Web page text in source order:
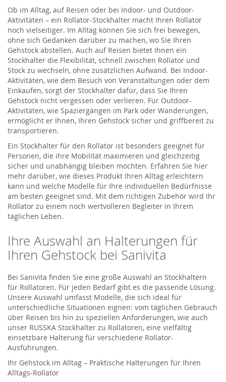
Ob im Alltag, auf Reisen oder bei Indoor- und Outdoor-
Aktivitäten – ein Rollator-Stockhalter macht Ihren Rollator
noch vielseitiger. Im Alltag können Sie sich frei bewegen,
ohne sich Gedanken darüber zu machen, wo Sie Ihren
Gehstock abstellen. Auch auf Reisen bietet Ihnen ein
Stockhalter die Flexibilität, schnell zwischen Rollator und
Stock zu wechseln, ohne zusätzlichen Aufwand. Bei Indoor-
Aktivitäten, wie dem Besuch von Veranstaltungen oder dem
Einkaufen, sorgt der Stockhalter dafür, dass Sie Ihren
Gehstock nicht vergessen oder verlieren. Für Outdoor-
Aktivitäten, wie Spaziergängen im Park oder Wanderungen,
ermöglicht er Ihnen, Ihren Gehstock sicher und griffbereit zu
transportieren.
Ein Stockhalter für den Rollator ist besonders geeignet für
Personen, die ihre Mobilität maximieren und gleichzeitig
sicher und unabhängig bleiben möchten. Erfahren Sie hier
mehr darüber, wie dieses Produkt Ihren Alltag erleichtern
kann und welche Modelle für Ihre individuellen Bedürfnisse
am besten geeignet sind. Mit dem richtigen Zubehör wird Ihr
Rollator zu einem noch wertvolleren Begleiter in Ihrem
täglichen Leben.
Ihre Auswahl an Halterungen für
Ihren Gehstock bei Sanivita
Bei Sanivita finden Sie eine große Auswahl an Stockhaltern
für Rollatoren. Für jeden Bedarf gibt es die passende Lösung.
Unsere Auswahl umfasst Modelle, die sich ideal für
unterschiedliche Situationen eignen: vom täglichen Gebrauch
über Reisen bis hin zu speziellen Anforderungen, wie auch
unser RUSSKA Stockhalter zu Rollatoren, eine vielfältig
einsetzbare Halterung für verschiedene Rollator-
Ausführungen.
Ihr Gehstock im Alltag – Praktische Halterungen für Ihren
Alltags-Rollator